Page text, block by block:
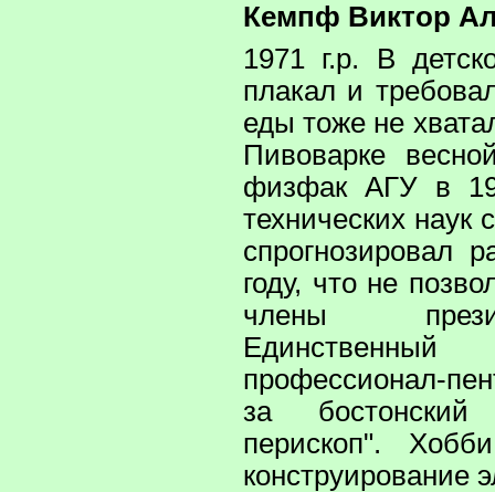
Кемпф Виктор
1971 г.р. В
плакал и
еды тоже не
Пивоварке
физфак АГУ в
технических наук
спрогнозировал
году, что не
члены
профессионал-
за
перископ".
конструирование